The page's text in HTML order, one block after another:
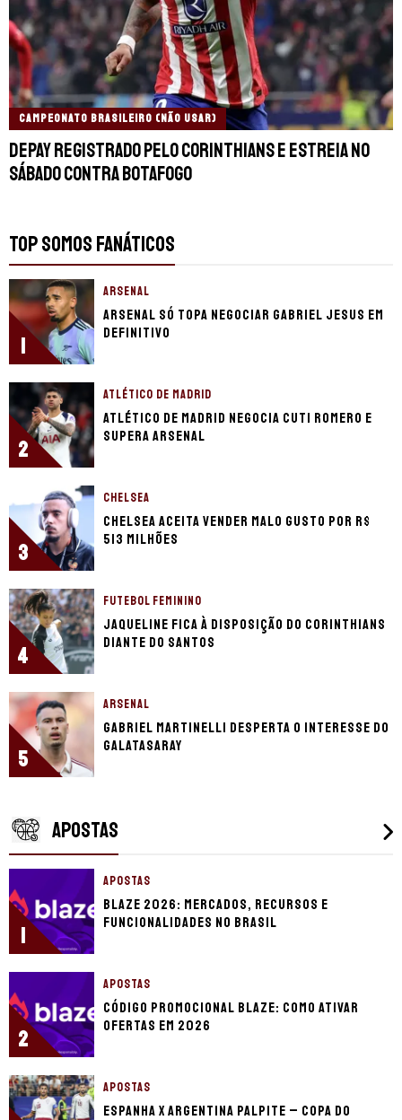
CAMPEONATO BRASILEIRO (NÃO USAR)
Depay registrado pelo Corinthians e estreia no
sábado contra Botafogo
TOP SOMOS FANÁTICOS
1
ARSENAL
Arsenal só topa negociar Gabriel Jesus em
definitivo
2
ATLÉTICO DE MADRID
Atlético de Madrid negocia Cuti Romero e
supera Arsenal
3
CHELSEA
Chelsea aceita vender Malo Gusto por R$
513 milhões
4
FUTEBOL FEMININO
Jaqueline fica à disposição do Corinthians
diante do Santos
5
ARSENAL
Gabriel Martinelli desperta o interesse do
Galatasaray
APOSTAS
1
APOSTAS
Blaze 2026: mercados, recursos e
funcionalidades no Brasil
2
APOSTAS
Código promocional Blaze: como ativar
ofertas em 2026
APOSTAS
Espanha x Argentina palpite – Copa do